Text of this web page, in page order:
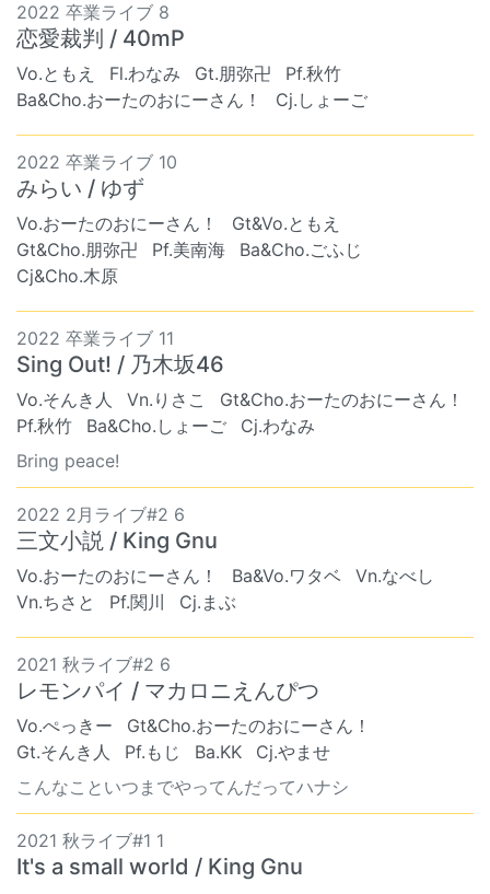
2022 卒業ライブ 8
恋愛裁判 / 40mP
Vo.ともえ Fl.わなみ Gt.朋弥卍
Pf.秋竹
Ba&Cho.おーたのおにーさん！
Cj.しょーご
2022 卒業ライブ 10
みらい / ゆず
Vo.おーたのおにーさん！
Gt&Vo.ともえ
Gt&Cho.朋弥卍
Pf.美南海
Ba&Cho.ごふじ
Cj&Cho.木原
2022 卒業ライブ 11
Sing Out! / 乃木坂46
Vo.そんき人 Vn.りさこ
Gt&Cho.おーたのおにーさん！
Pf.秋竹
Ba&Cho.しょーご
Cj.わなみ
Bring peace!
2022 2月ライブ#2 6
三文小説 / King Gnu
Vo.おーたのおにーさん！ Ba&Vo.ワタベ
Vn.なべし
Vn.ちさと
Pf.関川 Cj.まぶ
2021 秋ライブ#2 6
レモンパイ / マカロニえんぴつ
Vo.ぺっきー
Gt&Cho.おーたのおにーさん！
Gt.そんき人
Pf.もじ Ba.KK
Cj.やませ
こんなこといつまでやってんだってハナシ
2021 秋ライブ#1 1
It's a small world / King Gnu